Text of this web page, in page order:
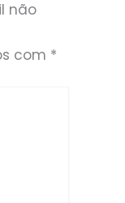
não
com *